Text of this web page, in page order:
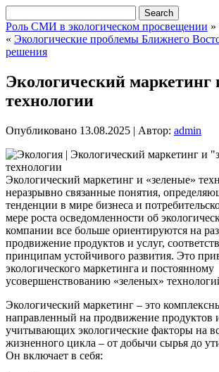
Роль СМИ в экологическом просвещении »
« Экологические проблемы Ближнего
решения
Экологический маркетинг
технологии
Опубликовано 13.08.2025 | Автор: admin
Экологический маркетинг и «зеленые»
неразрывно связанные понятия,
тенденции в мире бизнеса и
мере роста осведомленности об
компании все больше ориентируются на
продвижение продуктов и услуг,
принципам устойчивого развития. Это
экологического маркетинга и постоянному
усовершенствованию «зеленых»
Экологический маркетинг – это
направленный на продвижение продуктов
учитывающих экологические факторы на
жизненного цикла – от добычи сырья до
Он включает в себя: